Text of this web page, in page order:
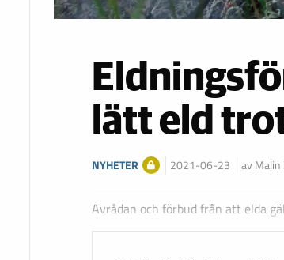
lätt eld
NYHETER 2021-06-23 av
Avrådan och förbud från att elda